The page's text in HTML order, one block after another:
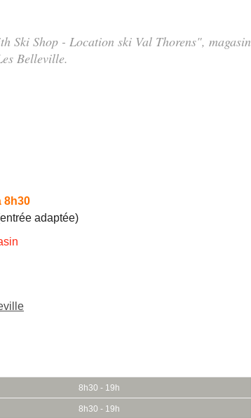
Ski Shop - Location ski Val Thorens", magasin
Belleville.
8h30
adaptée)
8h30 - 19h
8h30 - 19h